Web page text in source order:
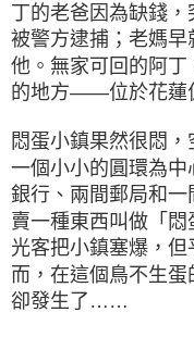
丁的老爸因為缺錢
被警方逮捕；老媽
他。無家可回的阿
的地方——位於花蓮
悶蛋小鎮果然很悶
一個小小的圓環為中
銀行、兩間郵局和
賣一種東西叫做「
光客把小鎮塞爆，
而，在這個鳥不生
卻發生了……